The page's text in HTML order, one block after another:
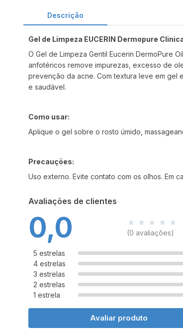
Descrição
Gel de Limpeza EUCERIN Dermopure
O Gel de Limpeza Gentil Eucerin DermoPure
anfotéricos remove impurezas, excesso de
prevenção da acne. Com textura leve em gel
e saudável.
Como usar:
Aplique o gel sobre o rosto úmido,
Precauções:
Uso externo. Evite contato com os olhos. Em
Avaliações de clientes
0,0 (0 avaliações)
5 estrelas
4 estrelas
3 estrelas
2 estrelas
1 estrela
Avaliar produto